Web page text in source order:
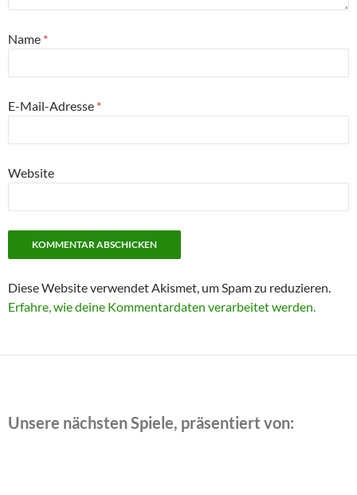
Name *
E-Mail-Adresse *
Website
Diese Website verwendet Akismet, um Spam zu reduzieren.
Erfahre, wie deine Kommentardaten verarbeitet werden.
Unsere nächsten Spiele, präsentiert von: